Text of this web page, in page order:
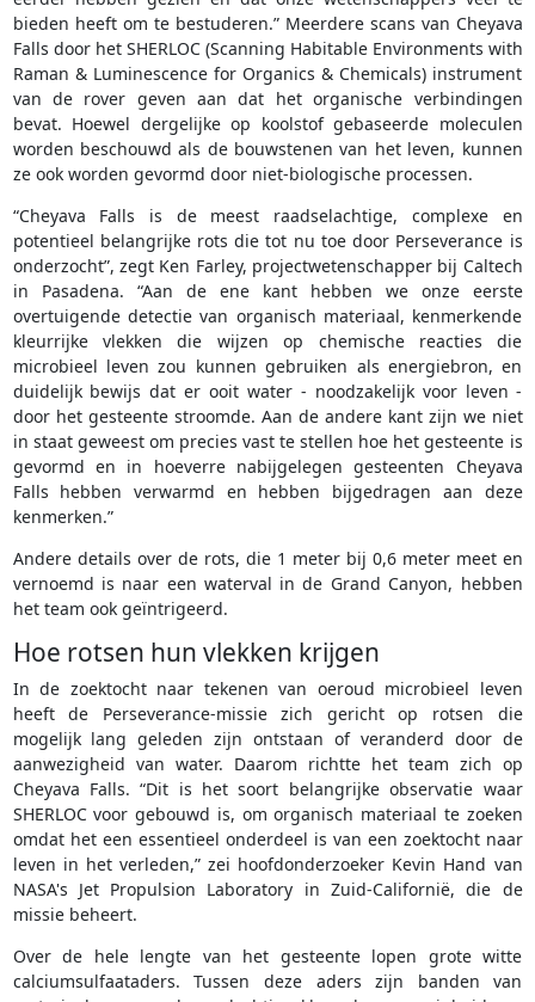
bieden heeft om te bestuderen.” Meerdere scans van Cheyava
Falls door het SHERLOC (Scanning Habitable Environments with
Raman & Luminescence for Organics & Chemicals) instrument
van de rover geven aan dat het organische verbindingen
bevat. Hoewel dergelijke op koolstof gebaseerde moleculen
worden beschouwd als de bouwstenen van het leven, kunnen
ze ook worden gevormd door niet-biologische processen.
“Cheyava Falls is de meest raadselachtige, complexe en
potentieel belangrijke rots die tot nu toe door Perseverance is
onderzocht”, zegt Ken Farley, projectwetenschapper bij Caltech
in Pasadena. “Aan de ene kant hebben we onze eerste
overtuigende detectie van organisch materiaal, kenmerkende
kleurrijke vlekken die wijzen op chemische reacties die
microbieel leven zou kunnen gebruiken als energiebron, en
duidelijk bewijs dat er ooit water - noodzakelijk voor leven -
door het gesteente stroomde. Aan de andere kant zijn we niet
in staat geweest om precies vast te stellen hoe het gesteente is
gevormd en in hoeverre nabijgelegen gesteenten Cheyava
Falls hebben verwarmd en hebben bijgedragen aan deze
kenmerken.”
Andere details over de rots, die 1 meter bij 0,6 meter meet en
vernoemd is naar een waterval in de Grand Canyon, hebben
het team ook geïntrigeerd.
Hoe rotsen hun vlekken krijgen
In de zoektocht naar tekenen van oeroud microbieel leven
heeft de Perseverance-missie zich gericht op rotsen die
mogelijk lang geleden zijn ontstaan of veranderd door de
aanwezigheid van water. Daarom richtte het team zich op
Cheyava Falls. “Dit is het soort belangrijke observatie waar
SHERLOC voor gebouwd is, om organisch materiaal te zoeken
omdat het een essentieel onderdeel is van een zoektocht naar
leven in het verleden,” zei hoofdonderzoeker Kevin Hand van
NASA's Jet Propulsion Laboratory in Zuid-Californië, die de
missie beheert.
Over de hele lengte van het gesteente lopen grote witte
calciumsulfaataders. Tussen deze aders zijn banden van